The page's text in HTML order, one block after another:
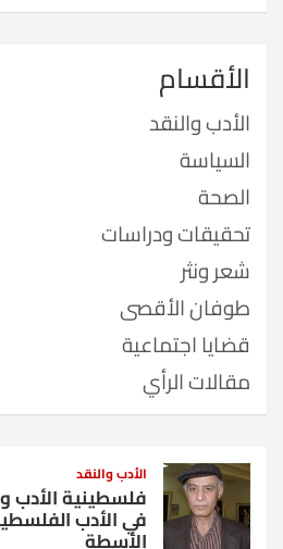
الأقسام
الأدب والنقد
السياسة
الصحة
تحقيقات ودراسات
شعر ونثر
طوفان الأقصى
قضايا اجتماعية
مقالات الرأي
الأدب والنقد
فلسطينية الأدب
في الأدب
الأسطة